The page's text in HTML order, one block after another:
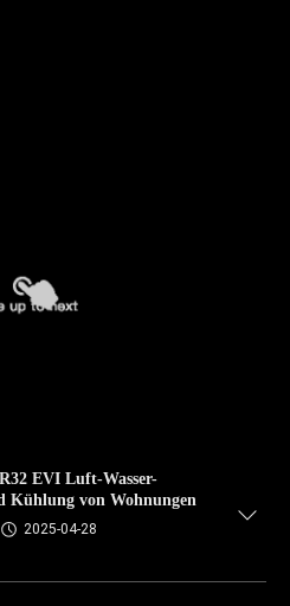
EVI Luft-Wasser-
Kühlung von Wohnungen
2025-04-28